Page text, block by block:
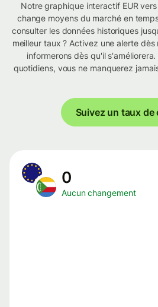
Notre graphique interactif EUR
change moyens du marché en
consulter les données historiques
meilleur taux ? Activez une alerte
informerons dès qu'il
quotidiens, vous ne manquerez
Suivez un taux de
0
Aucun changement